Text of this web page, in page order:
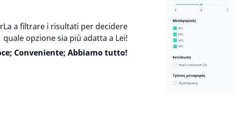
a filtrare i risultati per decidere
quale opzione sia più adatta a Lei!
Conveniente; Abbiamo tutto!